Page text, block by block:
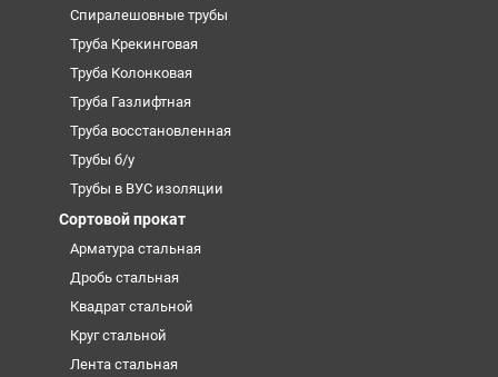
Спиралешовные трубы
Труба Крекинговая
Труба Колонковая
Труба Газлифтная
Труба восстановленная
Трубы б/у
Трубы в ВУС изоляции
Сортовой прокат
Арматура стальная
Дробь стальная
Квадрат стальной
Круг стальной
Лента стальная